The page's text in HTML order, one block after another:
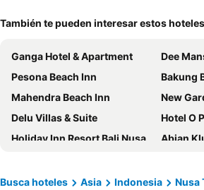
También te pueden interesar estos
Ganga Hotel & Apartment
Dee
Pesona Beach Inn
Bakung
Mahendra Beach Inn
New
Delu Villas & Suite
Hotel O
Holiday Inn Resort Bali Nusa Dua By Ihg
Abian
Inna Bali Heritage Hotel
Legian
Busca hoteles Asia Indonesia
Nusa